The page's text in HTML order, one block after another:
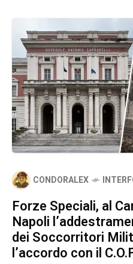
CONDORALEX
Forze Speciali, al
Napoli
dei Soccorritori
l’accordo con il